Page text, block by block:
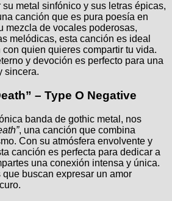
metal sinfónico y sus letras épicas,
canción que es pura poesía en
mezcla de vocales poderosas,
melódicas, esta canción es ideal
quien quieres compartir tu vida.
y devoción es perfecto para una
sincera.
– Type O Negative
banda de gothic metal, nos
, una canción que combina
Con su atmósfera envolvente y
canción es perfecta para dedicar a
una conexión intensa y única.
buscan expresar un amor